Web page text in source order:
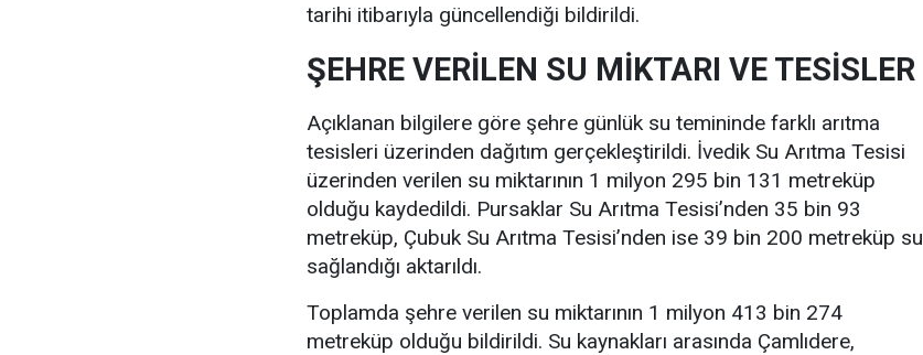
tarihi itibarıyla güncellendiği bildirildi.
ŞEHRE VERİLEN SU MİKTARI VE TESİSLER
Açıklanan bilgilere göre şehre günlük su temininde farklı arıtma
tesisleri üzerinden dağıtım gerçekleştirildi. İvedik Su Arıtma Tesisi
üzerinden verilen su miktarının 1 milyon 295 bin 131 metreküp
olduğu kaydedildi. Pursaklar Su Arıtma Tesisi’nden 35 bin 93
metreküp, Çubuk Su Arıtma Tesisi’nden ise 39 bin 200 metreküp su
sağlandığı aktarıldı.
Toplamda şehre verilen su miktarının 1 milyon 413 bin 274
metreküp olduğu bildirildi. Su kaynakları arasında Çamlıdere,